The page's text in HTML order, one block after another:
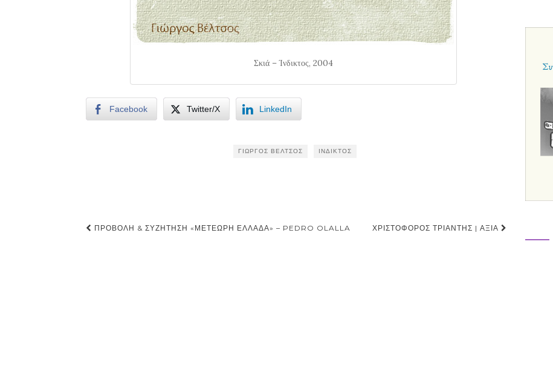
Σκιά – Ίνδικτος, 2004
Facebook Twitter/X LinkedIn
ΓΙΏΡΓΟΣ ΒΈΛΤΣΟΣ ΊΝΔΙΚΤΟΣ
Post
ΠΡΟΒΟΛΉ & ΣΥΖΉΤΗΣΗ «ΜΕΤΈΩΡΗ ΕΛΛΆΔΑ» – PEDRO OLALLA ΧΡΙΣΤΌΦΟΡΟΣ ΤΡΙΆΝΤΗΣ | ΑΞΊΑ